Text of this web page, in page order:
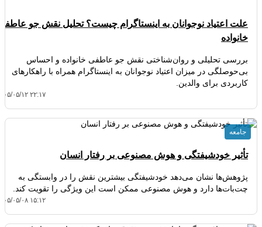
علت اعتیاد نوجوانان به اینستاگرام چیست؟ تحلیل نقش جو
خانواده
بررسی تحلیلی و روان‌شناختی نقش جو عاطفی خانواده و احساس
بی‌حوصلگی در میزان اعتیاد نوجوانان به اینستاگرام همراه با راهکارهای
کاربردی برای والدین.
۱۴۰۵/۰۵/۱۲
تأثیر خودشیفتگی و هوش مصنوعی بر رفتار انسان
پژوهش‌ها نشان می‌دهد خودشیفتگی بیشترین نقش را در وابستگی به
چت‌بات‌ها دارد و هوش مصنوعی ممکن است این ویژگی را تقویت کند.
۱۴۰۵/۰۵/۰۸
جامعه